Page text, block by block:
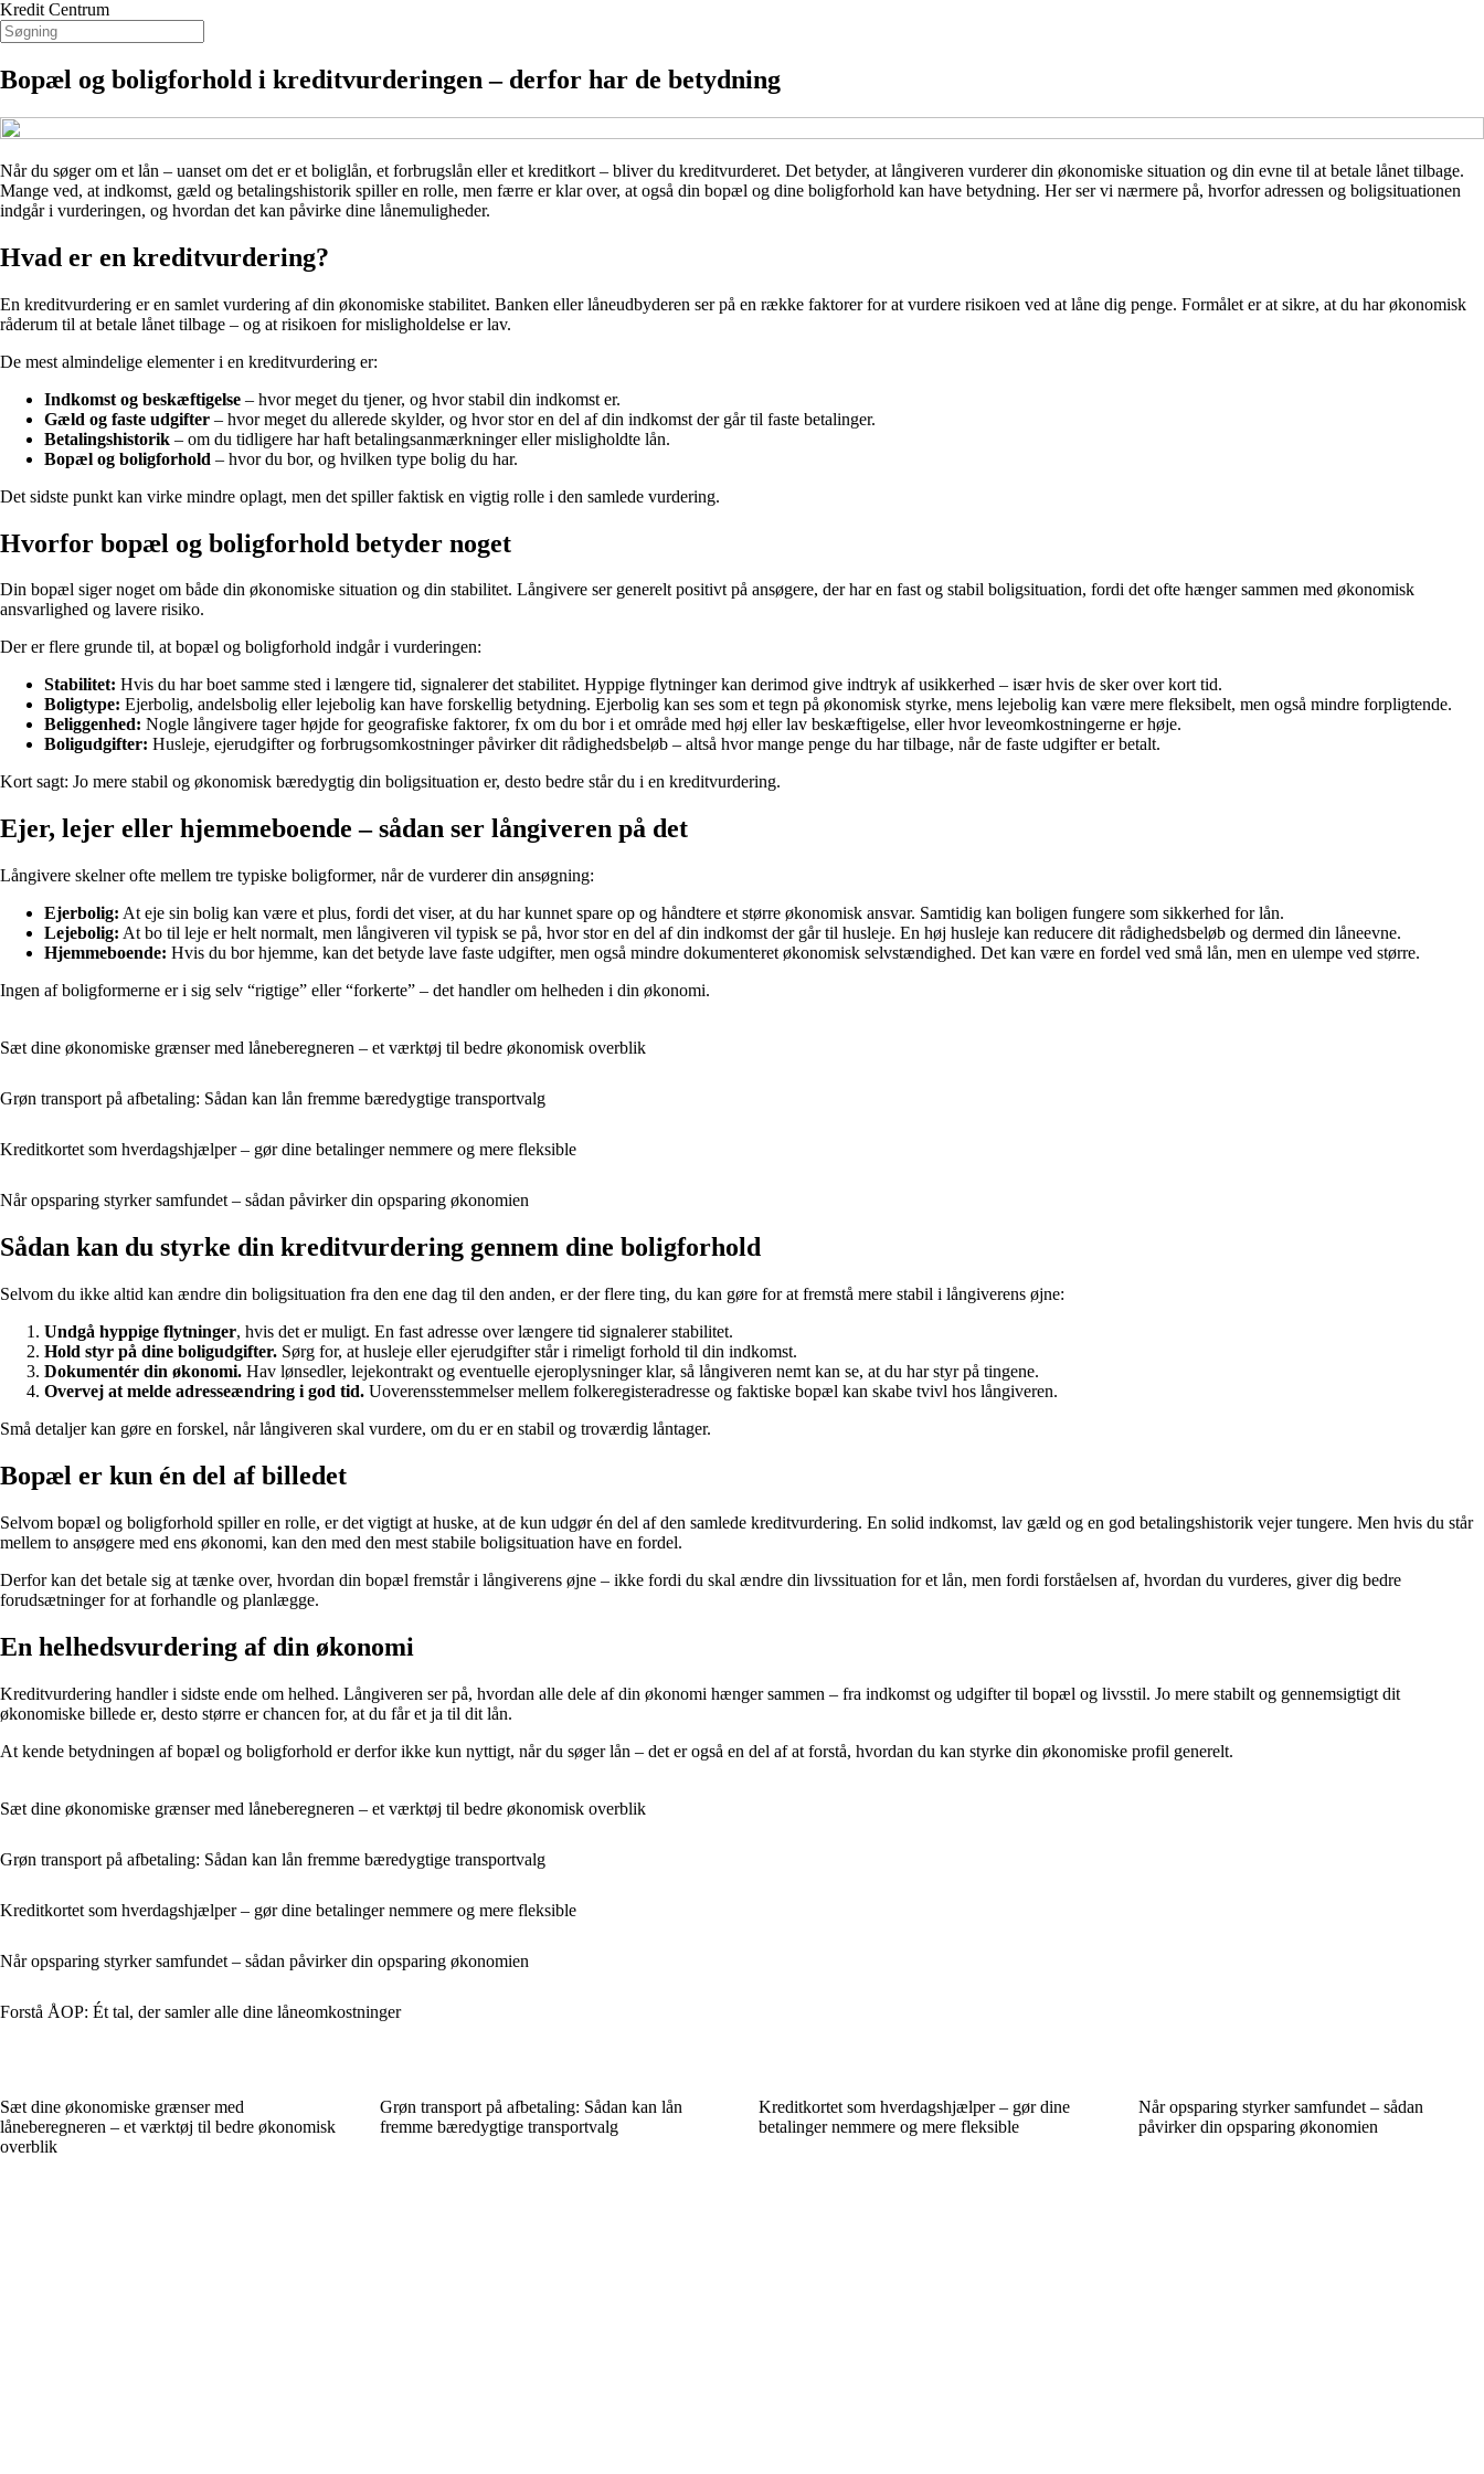
Kredit Centrum
Bopæl og boligforhold i kreditvurderingen – derfor har de betydning
Når du søger om et lån – uanset om det er et boliglån, et forbrugslån eller et kreditkort – bliver du kreditvurderet. Det betyder, at långiveren vurderer din økonomiske situation og din evne til at betale lånet tilbage.
Mange ved, at indkomst, gæld og betalingshistorik spiller en rolle, men færre er klar over, at også din bopæl og dine boligforhold kan have betydning. Her ser vi nærmere på, hvorfor adressen og boligsituationen
indgår i vurderingen, og hvordan det kan påvirke dine lånemuligheder.
Hvad er en kreditvurdering?
En kreditvurdering er en samlet vurdering af din økonomiske stabilitet. Banken eller låneudbyderen ser på en række faktorer for at vurdere risikoen ved at låne dig penge. Formålet er at sikre, at du har økonomisk
råderum til at betale lånet tilbage – og at risikoen for misligholdelse er lav.
De mest almindelige elementer i en kreditvurdering er:
Indkomst og beskæftigelse – hvor meget du tjener, og hvor stabil din indkomst er.
Gæld og faste udgifter – hvor meget du allerede skylder, og hvor stor en del af din indkomst der går til faste betalinger.
Betalingshistorik – om du tidligere har haft betalingsanmærkninger eller misligholdte lån.
Bopæl og boligforhold – hvor du bor, og hvilken type bolig du har.
Det sidste punkt kan virke mindre oplagt, men det spiller faktisk en vigtig rolle i den samlede vurdering.
Hvorfor bopæl og boligforhold betyder noget
Din bopæl siger noget om både din økonomiske situation og din stabilitet. Långivere ser generelt positivt på ansøgere, der har en fast og stabil boligsituation, fordi det ofte hænger sammen med økonomisk
ansvarlighed og lavere risiko.
Der er flere grunde til, at bopæl og boligforhold indgår i vurderingen:
Stabilitet: Hvis du har boet samme sted i længere tid, signalerer det stabilitet. Hyppige flytninger kan derimod give indtryk af usikkerhed – især hvis de sker over kort tid.
Boligtype: Ejerbolig, andelsbolig eller lejebolig kan have forskellig betydning. Ejerbolig kan ses som et tegn på økonomisk styrke, mens lejebolig kan være mere fleksibelt, men også mindre forpligtende.
Beliggenhed: Nogle långivere tager højde for geografiske faktorer, fx om du bor i et område med høj eller lav beskæftigelse, eller hvor leveomkostningerne er høje.
Boligudgifter: Husleje, ejerudgifter og forbrugsomkostninger påvirker dit rådighedsbeløb – altså hvor mange penge du har tilbage, når de faste udgifter er betalt.
Kort sagt: Jo mere stabil og økonomisk bæredygtig din boligsituation er, desto bedre står du i en kreditvurdering.
Ejer, lejer eller hjemmeboende – sådan ser långiveren på det
Långivere skelner ofte mellem tre typiske boligformer, når de vurderer din ansøgning:
Ejerbolig: At eje sin bolig kan være et plus, fordi det viser, at du har kunnet spare op og håndtere et større økonomisk ansvar. Samtidig kan boligen fungere som sikkerhed for lån.
Lejebolig: At bo til leje er helt normalt, men långiveren vil typisk se på, hvor stor en del af din indkomst der går til husleje. En høj husleje kan reducere dit rådighedsbeløb og dermed din låneevne.
Hjemmeboende: Hvis du bor hjemme, kan det betyde lave faste udgifter, men også mindre dokumenteret økonomisk selvstændighed. Det kan være en fordel ved små lån, men en ulempe ved større.
Ingen af boligformerne er i sig selv “rigtige” eller “forkerte” – det handler om helheden i din økonomi.
Sæt dine økonomiske grænser med låneberegneren – et værktøj til bedre økonomisk overblik
Grøn transport på afbetaling: Sådan kan lån fremme bæredygtige transportvalg
Kreditkortet som hverdagshjælper – gør dine betalinger nemmere og mere fleksible
Når opsparing styrker samfundet – sådan påvirker din opsparing økonomien
Sådan kan du styrke din kreditvurdering gennem dine boligforhold
Selvom du ikke altid kan ændre din boligsituation fra den ene dag til den anden, er der flere ting, du kan gøre for at fremstå mere stabil i långiverens øjne:
Undgå hyppige flytninger, hvis det er muligt. En fast adresse over længere tid signalerer stabilitet.
Hold styr på dine boligudgifter. Sørg for, at husleje eller ejerudgifter står i rimeligt forhold til din indkomst.
Dokumentér din økonomi. Hav lønsedler, lejekontrakt og eventuelle ejeroplysninger klar, så långiveren nemt kan se, at du har styr på tingene.
Overvej at melde adresseændring i god tid. Uoverensstemmelser mellem folkeregisteradresse og faktiske bopæl kan skabe tvivl hos långiveren.
Små detaljer kan gøre en forskel, når långiveren skal vurdere, om du er en stabil og troværdig låntager.
Bopæl er kun én del af billedet
Selvom bopæl og boligforhold spiller en rolle, er det vigtigt at huske, at de kun udgør én del af den samlede kreditvurdering. En solid indkomst, lav gæld og en god betalingshistorik vejer tungere. Men hvis du står
mellem to ansøgere med ens økonomi, kan den med den mest stabile boligsituation have en fordel.
Derfor kan det betale sig at tænke over, hvordan din bopæl fremstår i långiverens øjne – ikke fordi du skal ændre din livssituation for et lån, men fordi forståelsen af, hvordan du vurderes, giver dig bedre
forudsætninger for at forhandle og planlægge.
En helhedsvurdering af din økonomi
Kreditvurdering handler i sidste ende om helhed. Långiveren ser på, hvordan alle dele af din økonomi hænger sammen – fra indkomst og udgifter til bopæl og livsstil. Jo mere stabilt og gennemsigtigt dit
økonomiske billede er, desto større er chancen for, at du får et ja til dit lån.
At kende betydningen af bopæl og boligforhold er derfor ikke kun nyttigt, når du søger lån – det er også en del af at forstå, hvordan du kan styrke din økonomiske profil generelt.
Sæt dine økonomiske grænser med låneberegneren – et værktøj til bedre økonomisk overblik
Grøn transport på afbetaling: Sådan kan lån fremme bæredygtige transportvalg
Kreditkortet som hverdagshjælper – gør dine betalinger nemmere og mere fleksible
Når opsparing styrker samfundet – sådan påvirker din opsparing økonomien
Forstå ÅOP: Ét tal, der samler alle dine låneomkostninger
Sæt dine økonomiske grænser med
låneberegneren – et værktøj til bedre økonomisk
overblik
Grøn transport på afbetaling: Sådan kan lån
fremme bæredygtige transportvalg
Kreditkortet som hverdagshjælper – gør dine
betalinger nemmere og mere fleksible
Når opsparing styrker samfundet – sådan
påvirker din opsparing økonomien